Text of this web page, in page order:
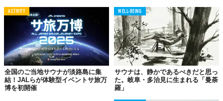
© 株式会社リバース
ACTIVITY
全国のご当地サウナが淡路島に集
結！JALらが体験型イベントサ旅万
博を初開催
WELL-BEING
サウナは、静かであるべきだと思っ
た。岐阜・多治見に生まれる「曼荼
羅」